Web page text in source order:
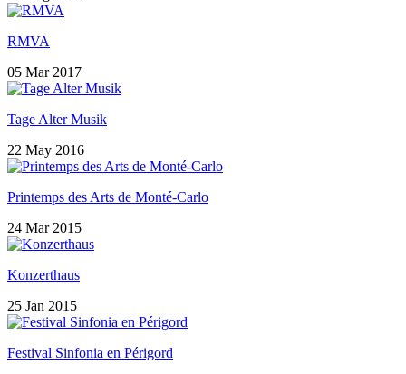
RMVA
05 Mar 2017
Tage Alter Musik
22 May 2016
Printemps des Arts de Monté-Carlo
24 Mar 2015
Konzerthaus
25 Jan 2015
Festival Sinfonia en Périgord